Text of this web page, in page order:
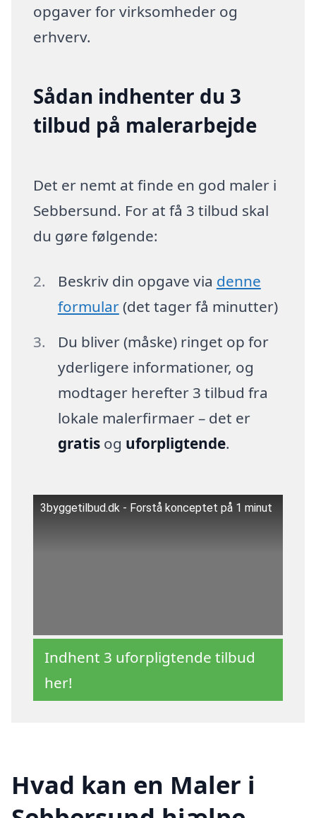
opgaver for virksomheder og
erhverv.
Sådan indhenter du 3
tilbud på malerarbejde
Det er nemt at finde en god maler i
Sebbersund. For at få 3 tilbud skal
du gøre følgende:
Beskriv din opgave via denne
formular(det tager få minutter)
Du bliver (måske) ringet op for
yderligere informationer, og
modtager herefter 3 tilbud fra
lokale malerfirmaer – det er
gratisog uforpligtende.
3byggetilbud.dk - Forstå konceptet på 1 minut
Indhent 3 uforpligtende tilbud
her!
Hvad kan en Maler i